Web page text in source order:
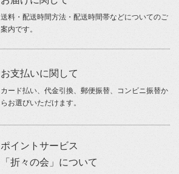
送料・配送時間方法・配送時間帯などについてのご
案内です。
お支払いに関して
カード払い、代金引換、郵便振替、コンビニ振替か
らお選びいただけます。
ポイントサービス
「折々の会」について